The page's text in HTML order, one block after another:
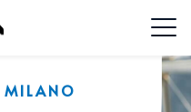
MILANO